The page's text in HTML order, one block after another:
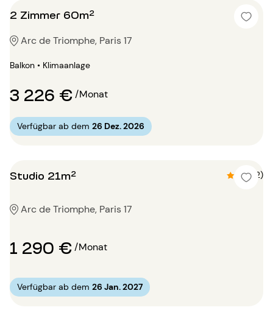
2 Zimmer 60m²
Arc de Triomphe, Paris 17
Balkon • Klimaanlage
3 226 €/Monat
Verfügbar ab dem 26 Dez. 2026
Studio 21m² 4.5 (2)
Arc de Triomphe, Paris 17
1 290 €/Monat
Verfügbar ab dem 26 Jan. 2027